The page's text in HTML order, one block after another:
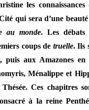
les
qui sera d’une
au monde. Les débats
coups de truelle. Ils
puis aux Amazones en
Ménalippe et
Ces chapitres
à la reine